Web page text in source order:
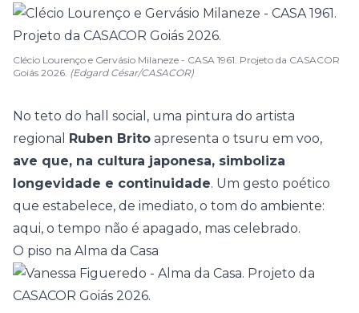
Clécio Lourenço e Gervásio Milaneze - CASA 1961. Projeto da CASACOR
Goiás 2026. (Edgard César/CASACOR)
No teto do hall social, uma pintura do artista
regional Ruben Brito apresenta o tsuru em voo,
ave que, na cultura japonesa, simboliza
longevidade e continuidade. Um gesto poético
que estabelece, de imediato, o tom do ambiente:
aqui, o tempo não é apagado, mas celebrado.
O piso na Alma da Casa